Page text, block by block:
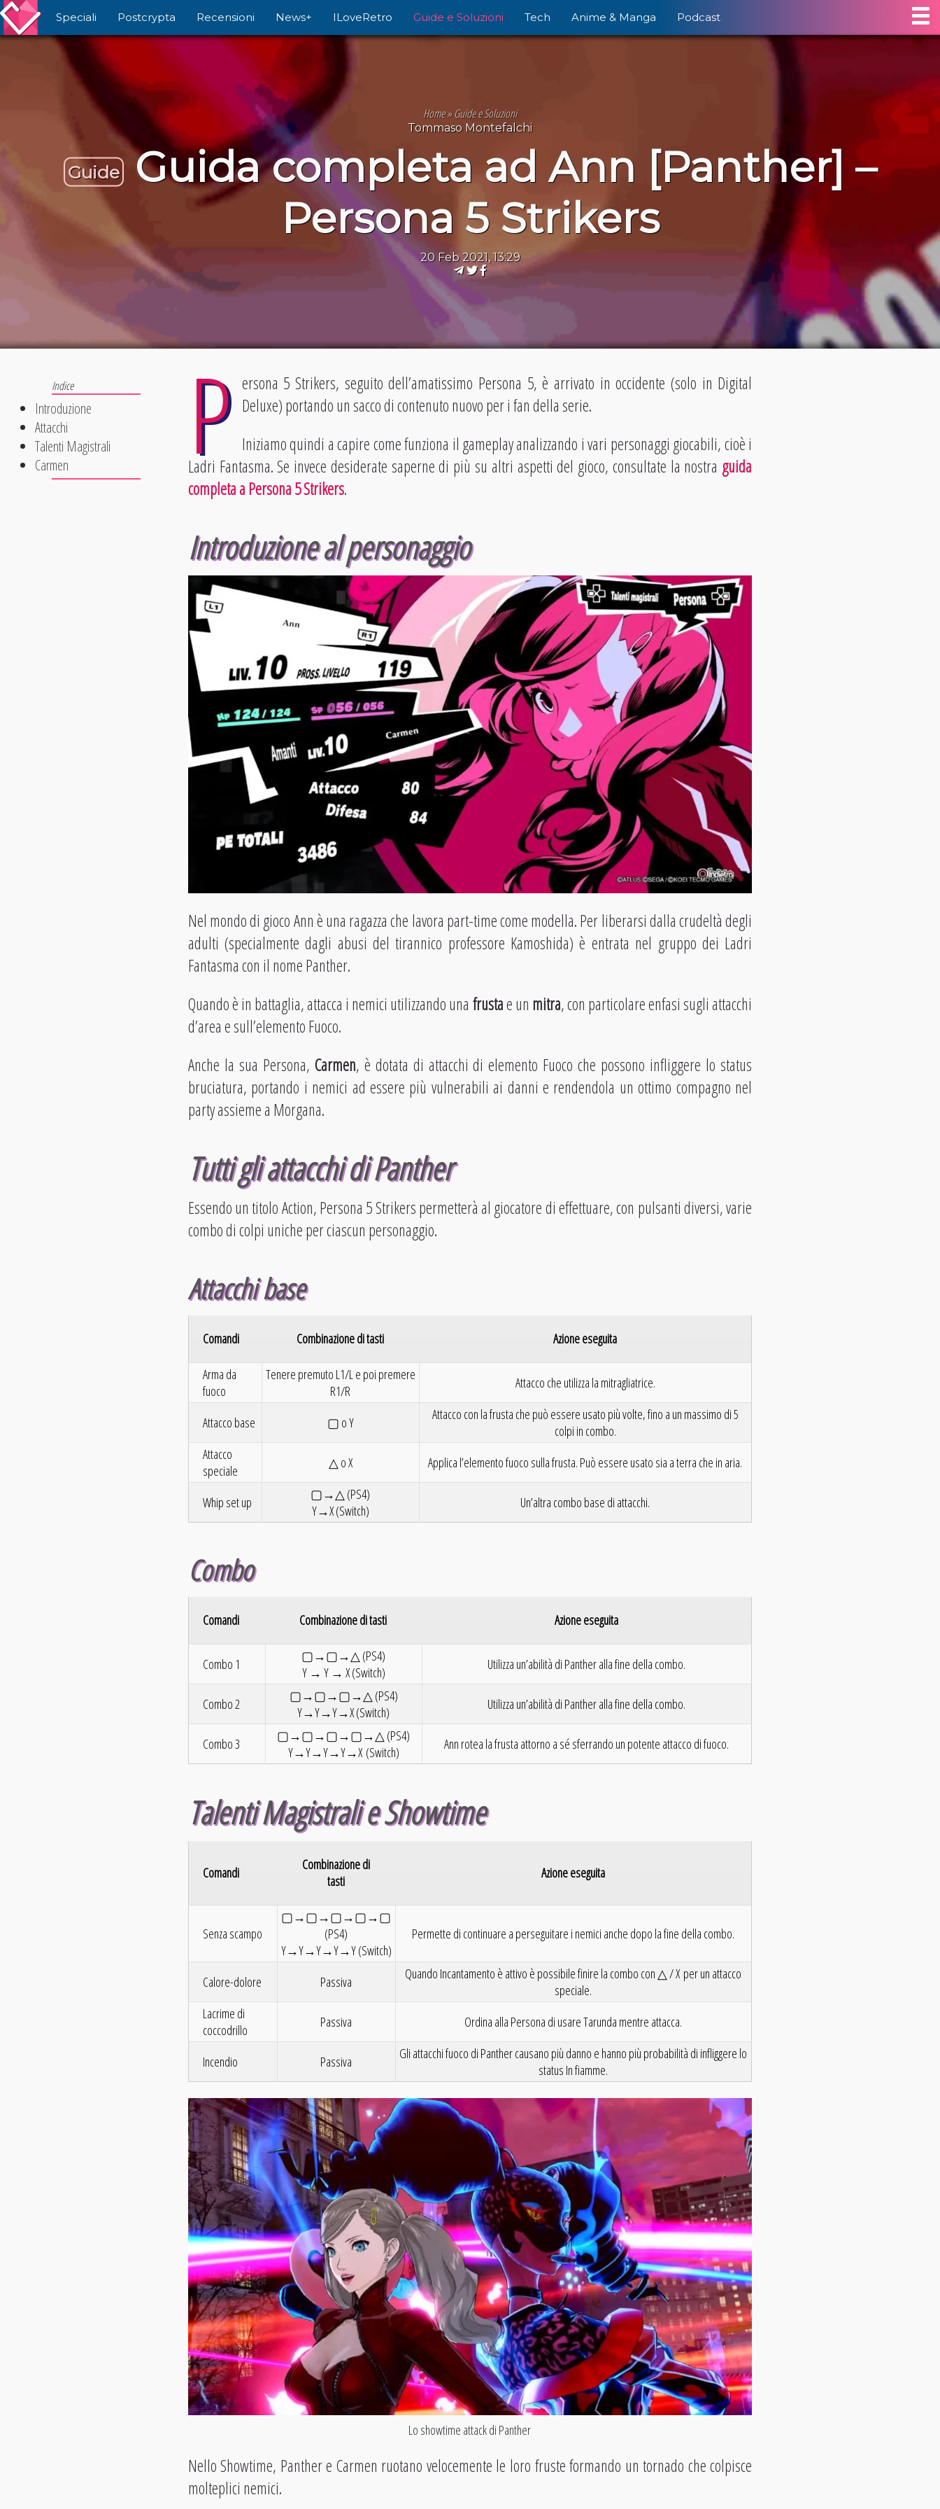
Speciali Postcrypta Recensioni News+ ILoveRetro Guide e Soluzioni Tech Anime & Manga Podcast
Home»Guide e Soluzioni
Tommaso Montefalchi
Guide
Guida completa ad Ann [Panther] –
Persona 5 Strikers
20 Feb 2021, 13:29
P ersona 5 Strikers, seguito dell’amatissimo Persona 5, è arrivato in occidente (solo in Digital
Deluxe) portando un sacco di contenuto nuovo per i fan della serie.
Iniziamo quindi a capire come funziona il gameplay analizzando i vari personaggi giocabili, cioè i
Ladri Fantasma. Se invece desiderate saperne di più su altri aspetti del gioco, consultate la nostra guida
completa a Persona 5 Strikers.
Introduzione
Attacchi
Talenti Magistrali
Carmen
Introduzione al personaggio
Nel mondo di gioco Ann è una ragazza che lavora part-time come modella. Per liberarsi dalla crudeltà degli
adulti (specialmente dagli abusi del tirannico professore Kamoshida) è entrata nel gruppo dei Ladri
Fantasma con il nome Panther.
Quando è in battaglia, attacca i nemici utilizzando una frustae un mitra, con particolare enfasi sugli attacchi
d’area e sull’elemento Fuoco.
Anche la sua Persona, Carmen, è dotata di attacchi di elemento Fuoco che possono infliggere lo status
bruciatura, portando i nemici ad essere più vulnerabili ai danni e rendendola un ottimo compagno nel
party assieme a Morgana.
Tutti gli attacchi di Panther
Essendo un titolo Action, Persona 5 Strikers permetterà al giocatore di effettuare, con pulsanti diversi, varie
combo di colpi uniche per ciascun personaggio.
Attacchi base
Comandi Combinazione di tasti Azione eseguita
Arma da
fuoco
Tenere premuto L1/L e poi premere
R1/R
Attacco che utilizza la mitragliatrice.
Attacco base ▢ o Y
Attacco con la frusta che può essere usato più volte, fino a un massimo di 5
colpi in combo.
Attacco
speciale
△ o X Applica l’elemento fuoco sulla frusta. Può essere usato sia a terra che in aria.
Whip set up
▢→△ (PS4)
Y→X (Switch)
Un’altra combo base di attacchi.
Combo
Comandi Combinazione di tasti Azione eseguita
Combo 1
▢→▢→△ (PS4)
Y → Y → X (Switch)
Utilizza un’abilità di Panther alla fine della combo.
Combo 2
▢→▢→▢→△ (PS4)
Y→Y→Y→X (Switch)
Utilizza un’abilità di Panther alla fine della combo.
Combo 3
▢→▢→▢→▢→△ (PS4)
Y→Y→Y→Y→X (Switch)
Ann rotea la frusta attorno a sé sferrando un potente attacco di fuoco.
Talenti Magistrali e Showtime
Comandi
Combinazione di
tasti
Azione eseguita
Senza scampo
▢→▢→▢→▢→▢
(PS4)
Y→Y→Y→Y→Y (Switch)
Permette di continuare a perseguitare i nemici anche dopo la fine della combo.
Calore-dolore Passiva
Quando Incantamento è attivo è possibile finire la combo con △ / X per un attacco
speciale.
Lacrime di
coccodrillo
Passiva Ordina alla Persona di usare Tarunda mentre attacca.
Incendio Passiva
Gli attacchi fuoco di Panther causano più danno e hanno più probabilità di infliggere lo
status In fiamme.
Lo showtime attack di Panther
Nello Showtime, Panther e Carmen ruotano velocemente le loro fruste formando un tornado che colpisce
molteplici nemici.